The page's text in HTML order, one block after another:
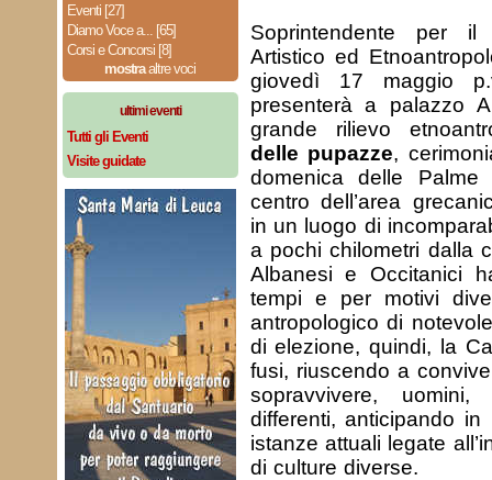
Eventi [27]
Diamo Voce a... [65]
Corsi e Concorsi [8]
mostraaltre voci
ultimi eventi
Tutti gli Eventi
Visite guidate
Soprintendente per il
Artistico ed
giovedì 17 maggio
presenterà a palazzo
grande rilievo
delle pupazze,
domenica delle
centro dell’area
in un luogo di
a pochi chilometri dalla
Albanesi e Occitanici
tempi e per motivi
antropologico di
di elezione, quindi, la
fusi, riuscendo a
sopravvivere,
differenti, anticipando
istanze attuali legate
di culture diverse.